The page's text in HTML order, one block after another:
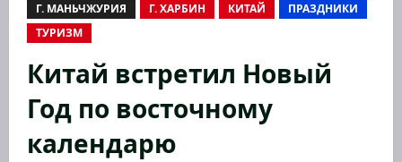
Г. МАНЬЧЖУРИЯ Г. ХАРБИН КИТАЙ
ПРАЗДНИКИ
ТУРИЗМ
Китай встретил Новый
Год по восточному
календарю